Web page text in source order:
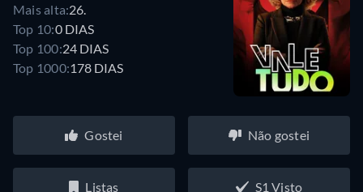
Mais alta:26.
Top 10:0 DIAS
Top 100:24 DIAS
Top 1000:178 DIAS
Gostei Não gostei
Listas S1 Visto